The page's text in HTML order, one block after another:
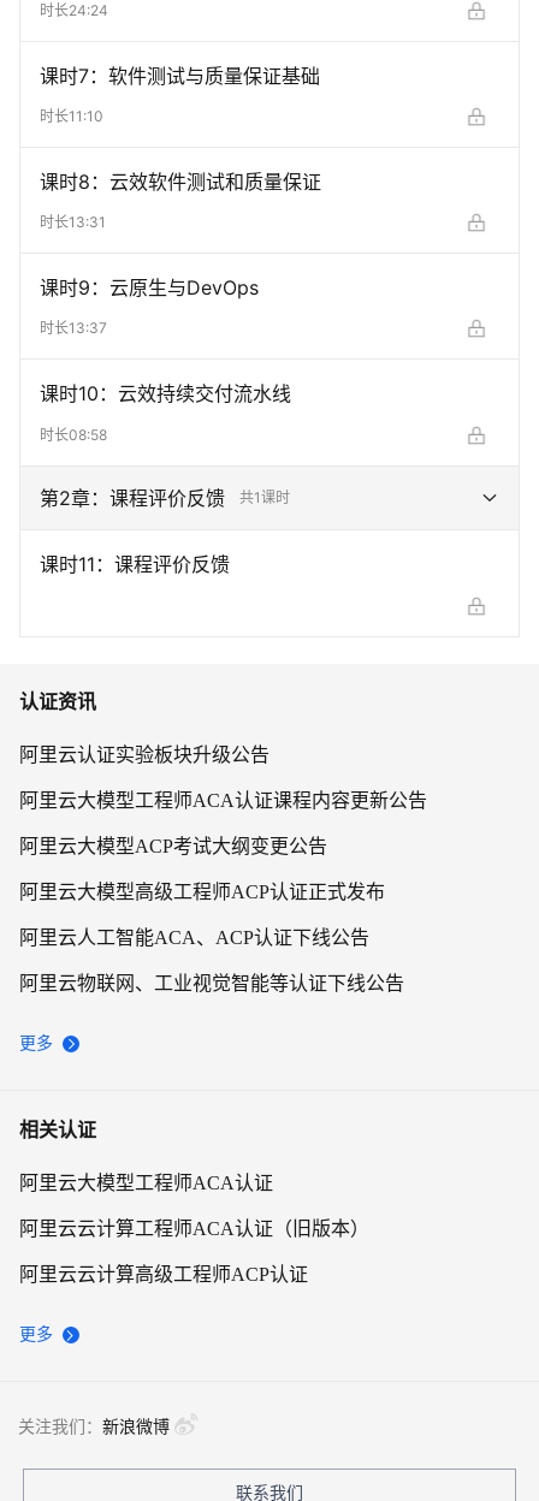
时长24:24
课时7： 软件测试与质量保证基础
时长11:10
课时8 ： 云效软件测试和质量保证
时长13:31
课时9 ： 云原生与DevOps
时长13:37
课时10 ： 云效持续交付流水线
时长08:58
第2章： 课程评价反馈 共1课时
课时11 ： 课程评价反馈
认证资讯
阿里云认证实验板块升级公告
阿里云大模型工程师ACA认证课程内容更新公告
阿里云大模型ACP考试大纲变更公告
阿里云大模型高级工程师ACP认证正式发布
阿里云人工智能ACA、ACP认证下线公告
阿里云物联网、工业视觉智能等认证下线公告
更多
相关认证
阿里云大模型工程师ACA认证
阿里云云计算工程师ACA认证（旧版本）
阿里云云计算高级工程师ACP认证
更多